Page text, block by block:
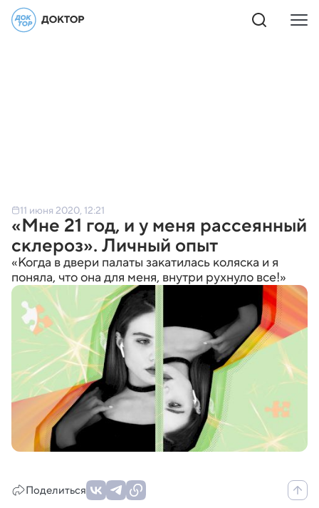
11 июня 2020, 12:21
«Мне 21 год, и у меня рассеянный
склероз». Личный опыт
«Когда в двери палаты закатилась коляска и я
поняла, что она для меня, внутри рухнуло все!»
Поделиться